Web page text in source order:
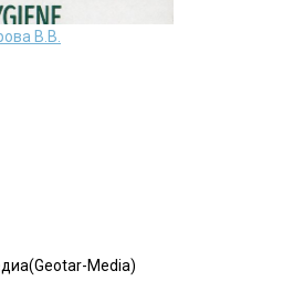
В.В.
Media)